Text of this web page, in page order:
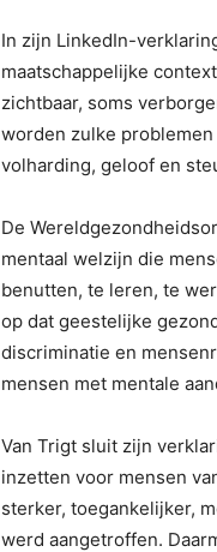
In zijn LinkedIn-
maatschappelijke
zichtbaar, soms
worden zulke
volharding, geloof en
De
mentaal welzijn die
benutten, te leren, te
op dat geestelijke
discriminatie en
mensen met mentale
Van Trigt sluit zijn
inzetten voor mensen
sterker, toegankelijker,
werd aangetroffen.